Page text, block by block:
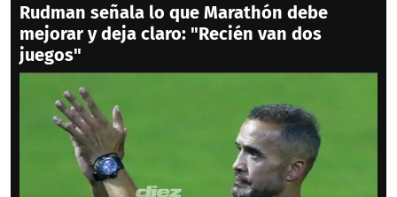
Rudman señala lo que Marathón debe
mejorar y deja claro: "Recién van dos
juegos"